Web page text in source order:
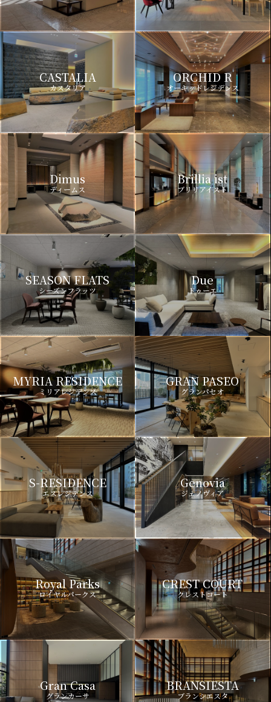
CASTALIA
カスタリア
ORCHID R
オーキッドレジデンス
Dimus
ディームス
Brillia ist
ブリリアイスト
SEASON FLATS
シーズンフラッツ
Due
ドゥーエ
MYRIA RESIDENCE
ミリアレジデンス
GRAN PASEO
グランパセオ
S-RESIDENCE
エスレジデンス
Genovia
ジェノヴィア
Royal Parks
ロイヤルパークス
CREST COURT
クレストコート
Gran Casa
グランカーサ
BRANSIESTA
ブランシエスタ